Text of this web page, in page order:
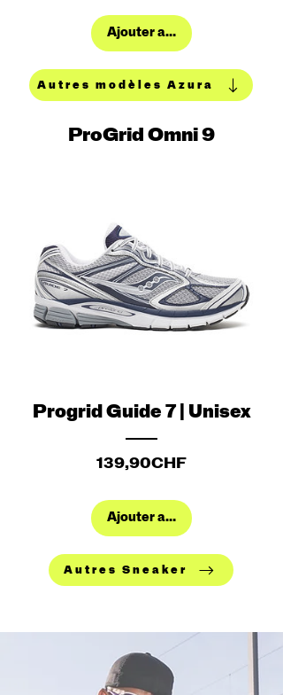
Ajouter au panier
Autres modèles Azura
ProGrid Omni 9
Progrid Guide 7 | Unisex
139,90CHFPrix
Ajouter au panier
Autres Sneaker